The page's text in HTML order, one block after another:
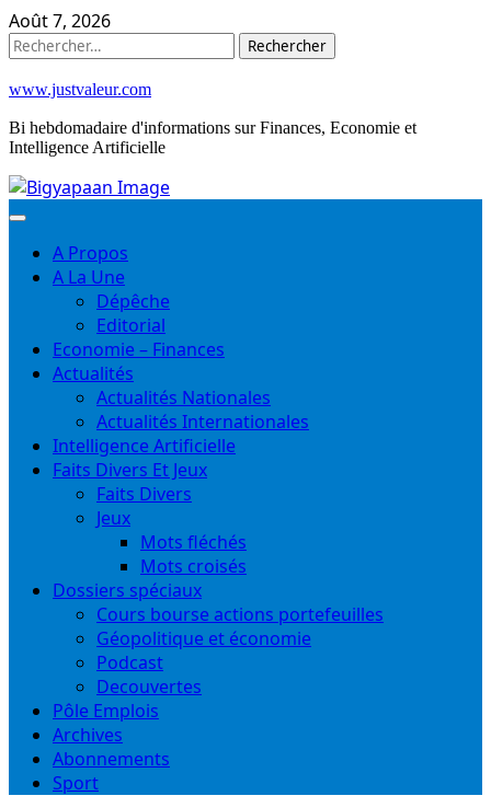
Skip
to
Août 7, 2026
Rechercher :
www.justvaleur.com
Bi hebdomadaire d'informations sur Finances, Economie et
Intelligence Artificielle
A Propos
A La Une
Dépêche
Editorial
Economie – Finances
Actualités
Actualités Nationales
Actualités Internationales
Intelligence Artificielle
Faits Divers Et Jeux
Faits Divers
Jeux
Mots fléchés
Mots croisés
Dossiers spéciaux
Cours bourse actions portefeuilles
Géopolitique et économie
Podcast
Decouvertes
Pôle Emplois
Archives
Abonnements
Sport